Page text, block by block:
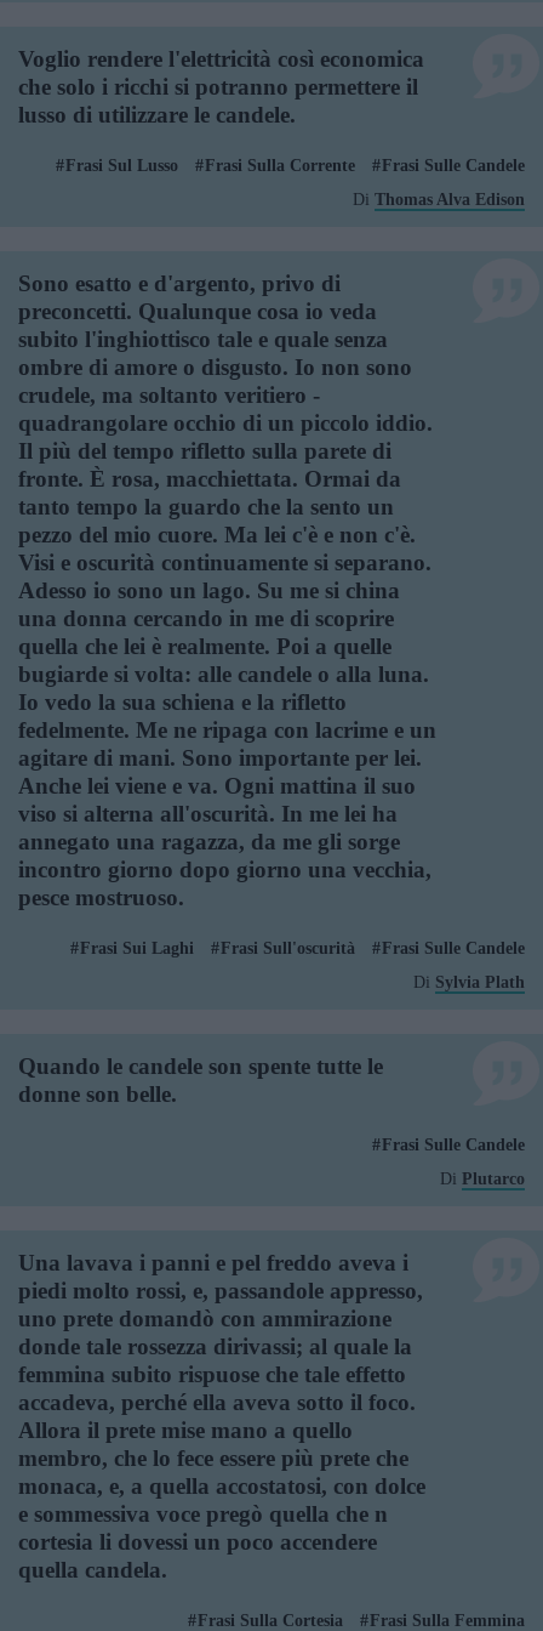
Voglio rendere l'elettricità così economica
che solo i ricchi si potranno permettere il
lusso di utilizzare le candele.
Frasi Sul Lusso Frasi Sulla Corrente
Frasi Sulle Candele
Di Thomas Alva Edison
Sono esatto e d'argento, privo di
preconcetti. Qualunque cosa io veda
subito l'inghiottisco tale e quale senza
ombre di amore o disgusto. Io non sono
crudele, ma soltanto veritiero -
quadrangolare occhio di un piccolo iddio.
Il più del tempo rifletto sulla parete di
fronte. È rosa, macchiettata. Ormai da
tanto tempo la guardo che la sento un
pezzo del mio cuore. Ma lei c'è e non c'è.
Visi e oscurità continuamente si separano.
Adesso io sono un lago. Su me si china
una donna cercando in me di scoprire
quella che lei è realmente. Poi a quelle
bugiarde si volta: alle candele o alla luna.
Io vedo la sua schiena e la rifletto
fedelmente. Me ne ripaga con lacrime e un
agitare di mani. Sono importante per lei.
Anche lei viene e va. Ogni mattina il suo
viso si alterna all'oscurità. In me lei ha
annegato una ragazza, da me gli sorge
incontro giorno dopo giorno una vecchia,
pesce mostruoso.
Frasi Sui Laghi Frasi Sull'oscurità
Frasi Sulle Candele
Di Sylvia Plath
Quando le candele son spente tutte le
donne son belle.
Frasi Sulle Candele
Di Plutarco
Una lavava i panni e pel freddo aveva i
piedi molto rossi, e, passandole appresso,
uno prete domandò con ammirazione
donde tale rossezza dirivassi; al quale la
femmina subito rispuose che tale effetto
accadeva, perché ella aveva sotto il foco.
Allora il prete mise mano a quello
membro, che lo fece essere più prete che
monaca, e, a quella accostatosi, con dolce
e sommessiva voce pregò quella che n
cortesia li dovessi un poco accendere
quella candela.
Frasi Sulla Cortesia
Frasi Sulla Femmina